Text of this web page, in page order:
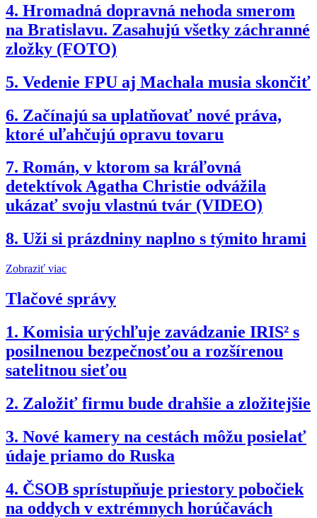
4. Hromadná dopravná nehoda smerom
na Bratislavu. Zasahujú všetky záchranné
zložky (FOTO)
5. Vedenie FPU aj Machala musia skončiť
6. Začínajú sa uplatňovať nové práva,
ktoré uľahčujú opravu tovaru
7. Román, v ktorom sa kráľovná
detektívok Agatha Christie odvážila
ukázať svoju vlastnú tvár (VIDEO)
8. Uži si prázdniny naplno s týmito hrami
Zobraziť viac
Tlačové správy
1. Komisia urýchľuje zavádzanie IRIS² s
posilnenou bezpečnosťou a rozšírenou
satelitnou sieťou
2. Založiť firmu bude drahšie a zložitejšie
3. Nové kamery na cestách môžu posielať
údaje priamo do Ruska
4. ČSOB sprístupňuje priestory pobočiek
na oddych v extrémnych horúčavách